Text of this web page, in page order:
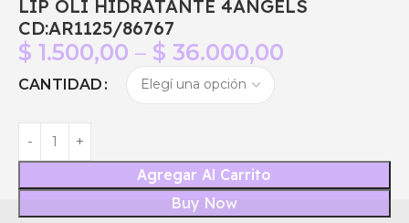
LIP OLI HIDRATANTE 4ANGELS
CD:AR1125/86767
$ 1.500,00 – $ 36.000,00
CANTIDAD
Agregar Al Carrito
Buy Now